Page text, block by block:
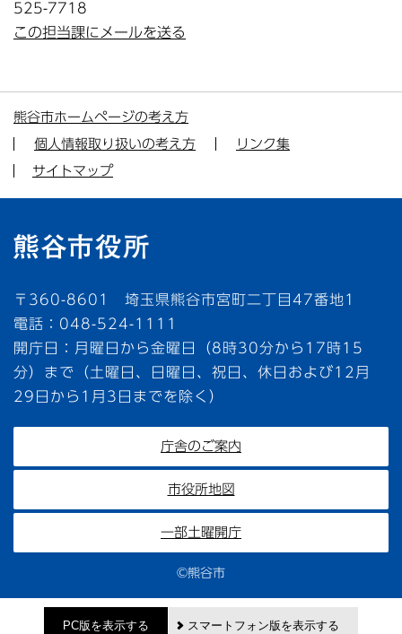
525-7718
この担当課にメールを送る
熊谷市ホームページの考え方
個人情報取り扱いの考え方
リンク集
サイトマップ
〒360-8601 埼玉県熊谷市宮町二丁目47番地1
電話：048-524-1111
開庁日：月曜日から金曜日（8時30分から17時15
分）まで（土曜日、日曜日、祝日、休日および12月
29日から1月3日までを除く）
庁舎のご案内
市役所地図
一部土曜開庁
©熊谷市
PC版を表示する スマートフォン版を表示する